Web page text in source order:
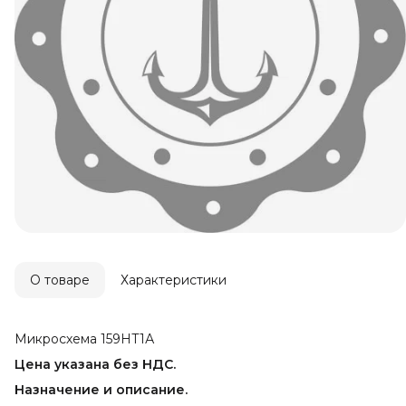
О товаре Характеристики
Микросхема 159НТ1А
Цена указана без НДС.
Назначение и описание.